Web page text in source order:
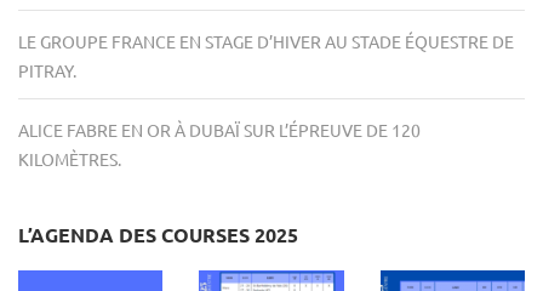
LE GROUPE FRANCE EN STAGE D’HIVER AU STADE ÉQUESTRE DE
PITRAY.
ALICE FABRE EN OR À DUBAÏ SUR L’ÉPREUVE DE 120
KILOMÈTRES.
L’AGENDA DES COURSES 2025